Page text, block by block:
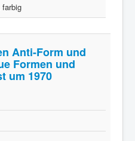
Anti-Form und
Formen und
um 1970